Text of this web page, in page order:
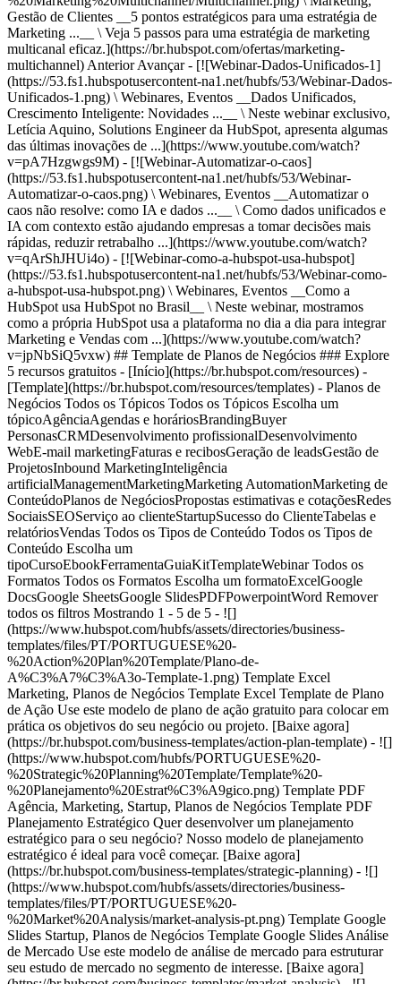
Gestão de Clientes __5 pontos estratégicos para uma estratégia de
Marketing ...__ \ Veja 5 passos para uma estratégia de marketing
multicanal eficaz.](https://br.hubspot.com/ofertas/marketing-
multichannel) Anterior Avançar - [![Webinar-Dados-Unificados-1]
(https://53.fs1.hubspotusercontent-na1.net/hubfs/53/Webinar-Dados-
Unificados-1.png) \ Webinares, Eventos __Dados Unificados,
Crescimento Inteligente: Novidades ...__ \ Neste webinar exclusivo,
Letícia Aquino, Solutions Engineer da HubSpot, apresenta algumas
das últimas inovações de ...](https://www.youtube.com/watch?
v=pA7Hzgwgs9M) - [![Webinar-Automatizar-o-caos]
(https://53.fs1.hubspotusercontent-na1.net/hubfs/53/Webinar-
Automatizar-o-caos.png) \ Webinares, Eventos __Automatizar o
caos não resolve: como IA e dados ...__ \ Como dados unificados e
IA com contexto estão ajudando empresas a tomar decisões mais
rápidas, reduzir retrabalho ...](https://www.youtube.com/watch?
v=qArShJHUi4o) - [![Webinar-como-a-hubspot-usa-hubspot]
(https://53.fs1.hubspotusercontent-na1.net/hubfs/53/Webinar-como-
a-hubspot-usa-hubspot.png) \ Webinares, Eventos __Como a
HubSpot usa HubSpot no Brasil__ \ Neste webinar, mostramos
como a própria HubSpot usa a plataforma no dia a dia para integrar
Marketing e Vendas com ...](https://www.youtube.com/watch?
v=jpNbSiQ5vxw) ## Template de Planos de Negócios ### Explore
5 recursos gratuitos - [Início](https://br.hubspot.com/resources) -
[Template](https://br.hubspot.com/resources/templates) - Planos de
Negócios Todos os Tópicos Todos os Tópicos Escolha um
tópicoAgênciaAgendas e horáriosBrandingBuyer
PersonasCRMDesenvolvimento profissionalDesenvolvimento
WebE-mail marketingFaturas e recibosGeração de leadsGestão de
ProjetosInbound MarketingInteligência
artificialManagementMarketingMarketing AutomationMarketing de
ConteúdoPlanos de NegóciosPropostas estimativas e cotaçõesRedes
SociaisSEOServiço ao clienteStartupSucesso do ClienteTabelas e
relatóriosVendas Todos os Tipos de Conteúdo Todos os Tipos de
Conteúdo Escolha um
tipoCursoEbookFerramentaGuiaKitTemplateWebinar Todos os
Formatos Todos os Formatos Escolha um formatoExcelGoogle
DocsGoogle SheetsGoogle SlidesPDFPowerpointWord Remover
todos os filtros Mostrando 1 - 5 de 5 - ![]
(https://www.hubspot.com/hubfs/assets/directories/business-
templates/files/PT/PORTUGUESE%20-
%20Action%20Plan%20Template/Plano-de-
A%C3%A7%C3%A3o-Template-1.png) Template Excel
Marketing, Planos de Negócios Template Excel Template de Plano
de Ação Use este modelo de plano de ação gratuito para colocar em
prática os objetivos do seu negócio ou projeto. [Baixe agora]
(https://br.hubspot.com/business-templates/action-plan-template) - ![]
(https://www.hubspot.com/hubfs/PORTUGUESE%20-
%20Strategic%20Planning%20Template/Template%20-
%20Planejamento%20Estrat%C3%A9gico.png) Template PDF
Agência, Marketing, Startup, Planos de Negócios Template PDF
Planejamento Estratégico Quer desenvolver um planejamento
estratégico para o seu negócio? Nosso modelo de planejamento
estratégico é ideal para você começar. [Baixe agora]
(https://br.hubspot.com/business-templates/strategic-planning) - ![]
(https://www.hubspot.com/hubfs/assets/directories/business-
templates/files/PT/PORTUGUESE%20-
%20Market%20Analysis/market-analysis-pt.png) Template Google
Slides Startup, Planos de Negócios Template Google Slides Análise
de Mercado Use este modelo de análise de mercado para estruturar
seu estudo de mercado no segmento de interesse. [Baixe agora]